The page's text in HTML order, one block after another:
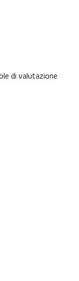
di valutazione